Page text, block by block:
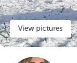
View pictures